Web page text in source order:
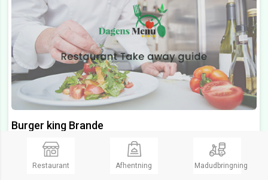
Burger king Brande
Take Away, Burger, Fast food, Kyllingretter
Åbent fra kl 11:00 til 21:00
Restaurant Afhentning Madudbringning